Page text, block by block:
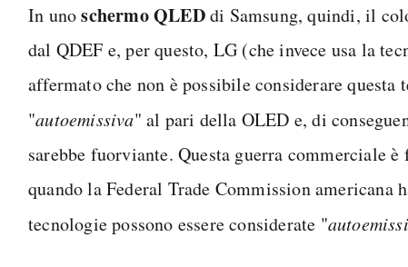
In unoschermo QLEDdi Samsung, quindi, il
dal QDEF e, per questo, LG (che invece usa la
affermato che non è possibile considerare questa
"autoemissiva" al pari della OLED e, di
sarebbe fuorviante. Questa guerra commerciale
quando la Federal Trade Commission americana
tecnologie possono essere considerate "